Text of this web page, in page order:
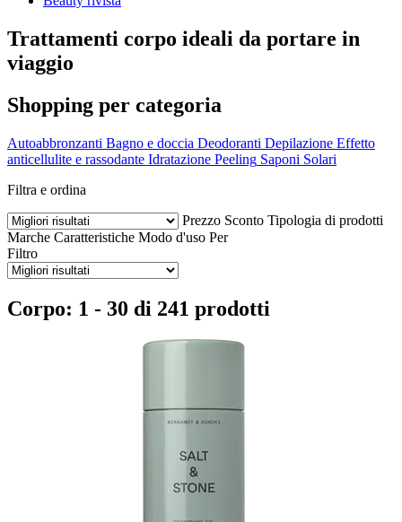
Trattamenti corpo ideali da portare in
viaggio
Shopping per categoria
Autoabbronzanti Bagno e doccia Deodoranti Depilazione Effetto
anticellulite e rassodante Idratazione Peeling Saponi Solari
Filtra e ordina
Prezzo Sconto Tipologia di prodotti
Marche Caratteristiche Modo d'uso Per
Filtro
Corpo: 1 - 30 di 241 prodotti